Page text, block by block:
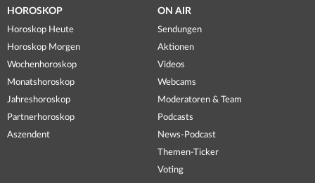
HOROSKOP
Horoskop Heute
Horoskop Morgen
Wochenhoroskop
Monatshoroskop
Jahreshoroskop
Partnerhoroskop
Aszendent
ON AIR
Sendungen
Aktionen
Videos
Webcams
Moderatoren & Team
Podcasts
News-Podcast
Themen-Ticker
Voting